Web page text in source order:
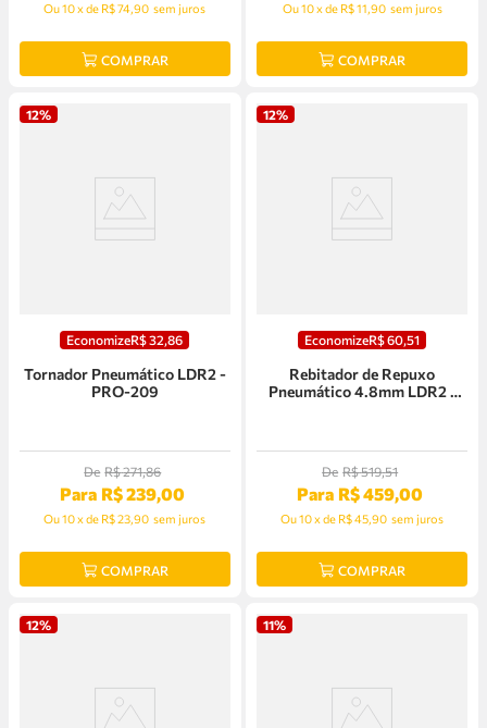
Ou10xde R$ 74,90 sem juros
COMPRAR
Ou10xde R$ 11,90 sem juros
COMPRAR
12%
EconomizeR$32 ,86
Tornador Pneumático LDR2 -
PRO-209
De R$271,86
Para R$239,00
Ou10xde R$ 23,90 sem juros
COMPRAR
12%
EconomizeR$60 51
Rebitador de Repuxo
Pneumático 4.8mm LDR2 -
De R$519,51
Para R$459,00
Ou10xde R$ 45,90 sem juros
COMPRAR
12% 11%